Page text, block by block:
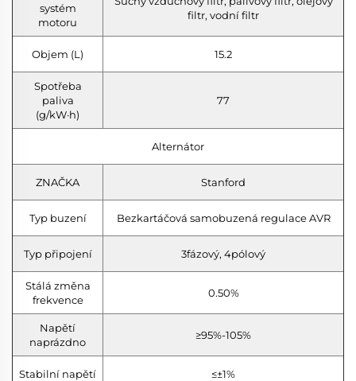
systém
motoru
filtr, vodní filtr
Objem (L) 15.2
Spotřeba
paliva
(g/kW·h)
77
Alternátor
ZNAČKA Stanford
Typ buzení Bezkartáčová samobuzená regulace AVR
Typ připojení 3fázový, 4pólový
Stálá změna
frekvence
0.50%
Napětí
naprázdno
≥95%-105%
Stabilní napětí ≤±1%